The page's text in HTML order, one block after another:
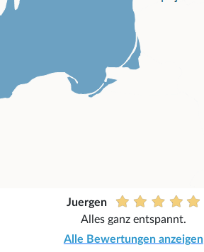
Juergen
Alles ganz entspannt.
Alle Bewertungen anzeigen